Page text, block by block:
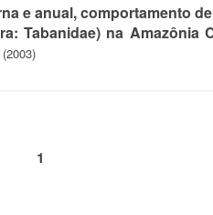
e anual, comportamento
Tabanidae) na Amazônia
1